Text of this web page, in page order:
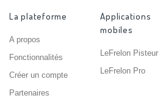
La plateforme
A propos
Fonctionnalités
Créer un compte
Partenaires
Applications
mobiles
LeFrelon Pisteur
LeFrelon Pro